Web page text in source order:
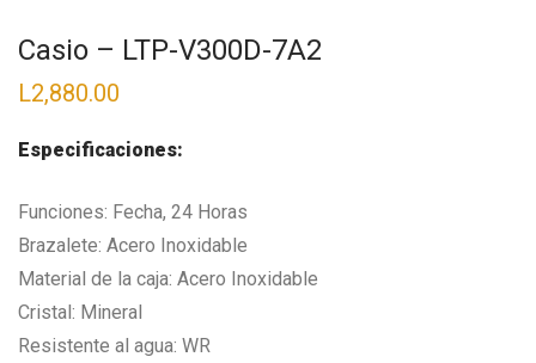
Casio – LTP-V300D-7A2
L2,880.00
Especificaciones:
Funciones: Fecha, 24 Horas
Brazalete: Acero Inoxidable
Material de la caja: Acero Inoxidable
Cristal: Mineral
Resistente al agua: WR